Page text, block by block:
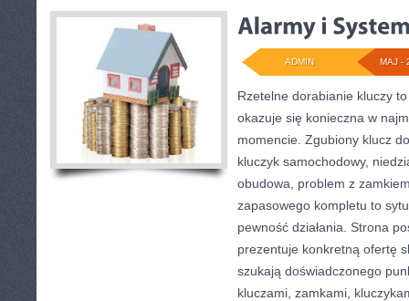
MAJ -
ADMIN
Rzetelne dorabianie kluczy
okazuje się konieczna w
momencie. Zgubiony klucz
kluczyk samochodowy,
obudowa, problem z
zapasowego kompletu to
pewność działania. Strona
prezentuje konkretną ofertę
szukają doświadczonego
kluczami, zamkami,